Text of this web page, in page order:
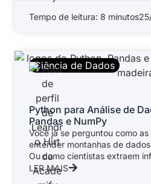
Tempo de leitura: 8 minutos
Ciência de Dados
Python para Análise de
Pandas e NumPy
Você já se perguntou como
entender montanhas de
Ou como cientistas extraem
LER MAIS